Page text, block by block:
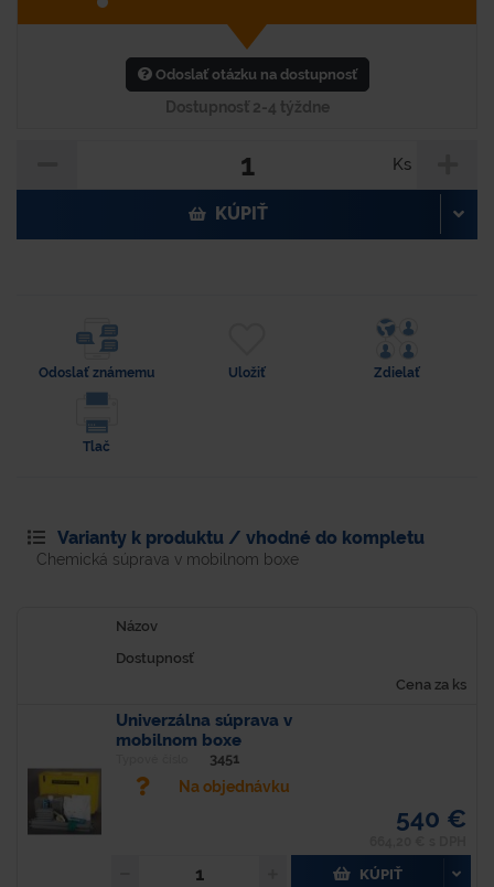
Odoslať otázku na dostupnosť
Dostupnosť 2-4 týždne
Ks
KÚPIŤ
Odoslať známemu Uložiť Zdielať
Tlač
Varianty k produktu / vhodné do kompletu
Chemická súprava v mobilnom boxe
Názov
Dostupnosť
Cena za ks
Univerzálna súprava v
mobilnom boxe
3451
Na objednávku
540 €
KÚPIŤ